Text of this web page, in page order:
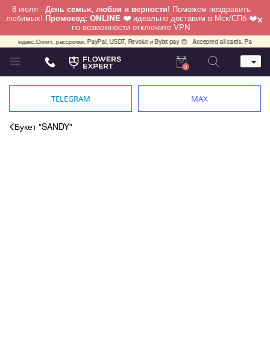
8 июля - День семьи, любви и верности! Поможем поздравить
любимых! Промокод: ONLINE ❤️ идеально доставим в Мск/СПб ❤️
по возможности отключите VPN ×
рассрочки, PayPal, USDT, Revolut и Bybit pay 😊 Accepted all cards, PayPal,
Телефон
+7 (495) 982-55-05
0
TELEGRAM MAX
Букет "SANDY"